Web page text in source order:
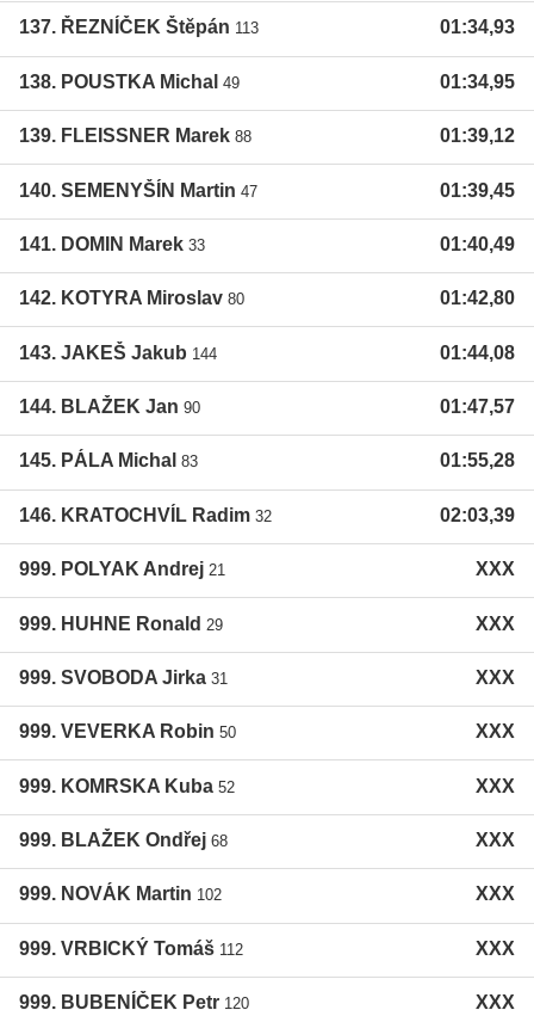
137. ŘEZNÍČEK Štěpán 113 01:34,93
138. POUSTKA Michal 49 01:34,95
139. FLEISSNER Marek 88 01:39,12
140. SEMENYŠÍN Martin 47 01:39,45
141. DOMIN Marek 33 01:40,49
142. KOTYRA Miroslav 80 01:42,80
143. JAKEŠ Jakub 144 01:44,08
144. BLAŽEK Jan 90 01:47,57
145. PÁLA Michal 83 01:55,28
146. KRATOCHVÍL Radim 32 02:03,39
999. POLYAK Andrej 21 XXX
999. HUHNE Ronald 29 XXX
999. SVOBODA Jirka 31 XXX
999. VEVERKA Robin 50 XXX
999. KOMRSKA Kuba 52 XXX
999. BLAŽEK Ondřej 68 XXX
999. NOVÁK Martin 102 XXX
999. VRBICKÝ Tomáš 112 XXX
999. BUBENÍČEK Petr 120 XXX